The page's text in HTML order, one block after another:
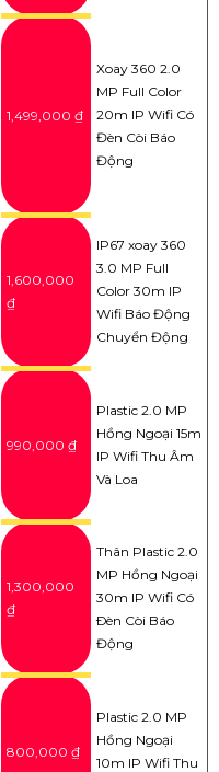
1,499,000 ₫
Xoay 360 2.0
MP Full Color
20m IP Wifi Có
Đèn Còi Báo
Động
1,600,000
₫
IP67 xoay 360
3.0 MP Full
Color 30m IP
Wifi Báo Động
Chuyển Động
990,000 ₫
Plastic 2.0 MP
Hồng Ngoại 15m
IP Wifi Thu Âm
Và Loa
1,300,000
₫
Thân Plastic 2.0
MP Hồng Ngoại
30m IP Wifi Có
Ðèn Còi Báo
Động
800,000 ₫
Plastic 2.0 MP
Hồng Ngoại
10m IP Wifi Thu